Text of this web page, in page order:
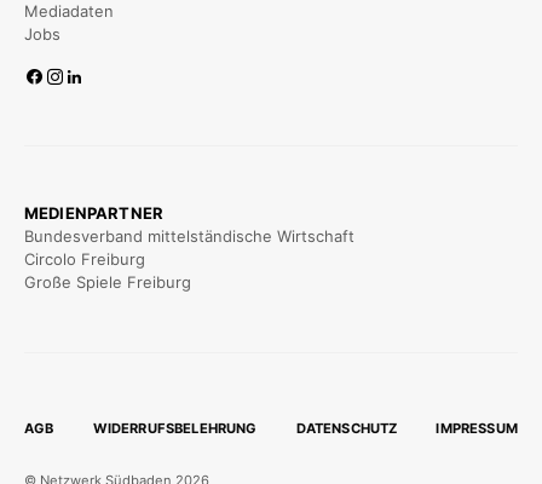
Mediadaten
Jobs
MEDIENPARTNER
Bundesverband mittelständische Wirtschaft
Circolo Freiburg
Große Spiele Freiburg
AGB WIDERRUFSBELEHRUNG DATENSCHUTZ IMPRESSUM
© Netzwerk Südbaden 2026